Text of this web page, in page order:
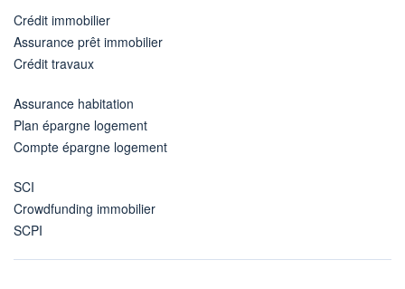
Crédit immobilier
Assurance prêt immobilier
Crédit travaux
Assurance habitation
Plan épargne logement
Compte épargne logement
SCI
Crowdfunding immobilier
SCPI